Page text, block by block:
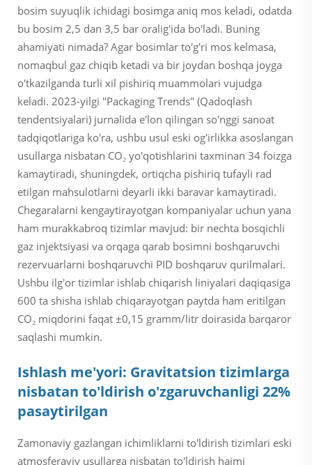
bosim suyuqlik ichidagi bosimga aniq mos keladi, odatda
bu bosim 2,5 dan 3,5 bar oralig'ida bo'ladi. Buning
ahamiyati nimada? Agar bosimlar to'g'ri mos kelmasa,
nomaqbul gaz chiqib ketadi va bir joydan boshqa joyga
o'tkazilganda turli xil pishiriq muammolari vujudga
keladi. 2023-yilgi "Packaging Trends" (Qadoqlash
tendentsiyalari) jurnalida e'lon qilingan so'nggi sanoat
tadqiqotlariga ko'ra, ushbu usul eski og'irlikka asoslangan
usullarga nisbatan CO₂ yo'qotishlarini taxminan 34 foizga
kamaytiradi, shuningdek, ortiqcha pishiriq tufayli rad
etilgan mahsulotlarni deyarli ikki baravar kamaytiradi.
Chegaralarni kengaytirayotgan kompaniyalar uchun yana
ham murakkabroq tizimlar mavjud: bir nechta bosqichli
gaz injektsiyasi va orqaga qarab bosimni boshqaruvchi
rezervuarlarni boshqaruvchi PID boshqaruv qurilmalari.
Ushbu ilg'or tizimlar ishlab chiqarish liniyalari daqiqasiga
600 ta shisha ishlab chiqarayotgan paytda ham eritilgan
CO₂ miqdorini faqat ±0,15 gramm/litr doirasida barqaror
saqlashi mumkin.
Ishlash me'yori: Gravitatsion tizimlarga
nisbatan to'ldirish o'zgaruvchanligi 22%
pasaytirilgan
Zamonaviy gazlangan ichimliklarni to'ldirish tizimlari eski
atmosferaviy usullarga nisbatan to'ldirish hajmi